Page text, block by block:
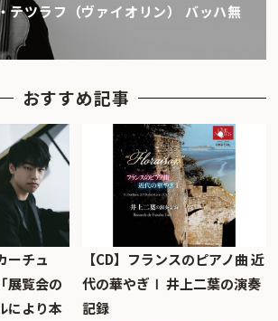
テツラフ（ヴァイオリン） バッハ無
おすすめ記事
ーチュ
展覧会の
により本
【CD】フランスのピアノ曲 近
代の華やぎⅠ 井上二葉の演奏
記録